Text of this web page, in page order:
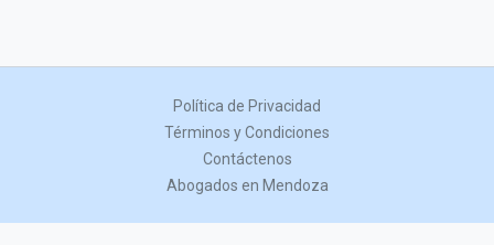
Política de Privacidad
Términos y Condiciones
Contáctenos
Abogados en Mendoza